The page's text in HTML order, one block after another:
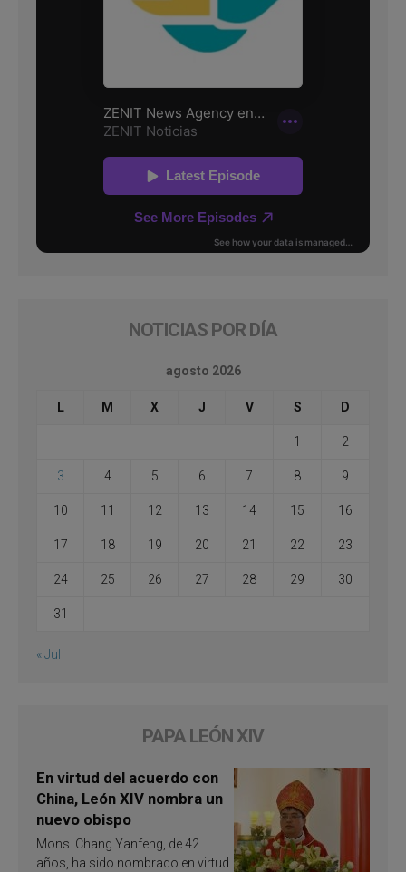
NOTICIAS POR DÍA
agosto 2026
L M X J V S D
1 2
3 4 5 6 7 8 9
10 11 12 13 14 15 16
17 18 19 20 21 22 23
24 25 26 27 28 29 30
31
« Jul
PAPA LEÓN XIV
En virtud del acuerdo con
China, León XIV nombra un
nuevo obispo
Mons. Chang Yanfeng, de 42
años, ha sido nombrado en virtud